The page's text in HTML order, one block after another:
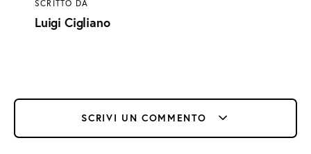
SCRITTO DA
Luigi Cigliano
SCRIVI UN COMMENTO